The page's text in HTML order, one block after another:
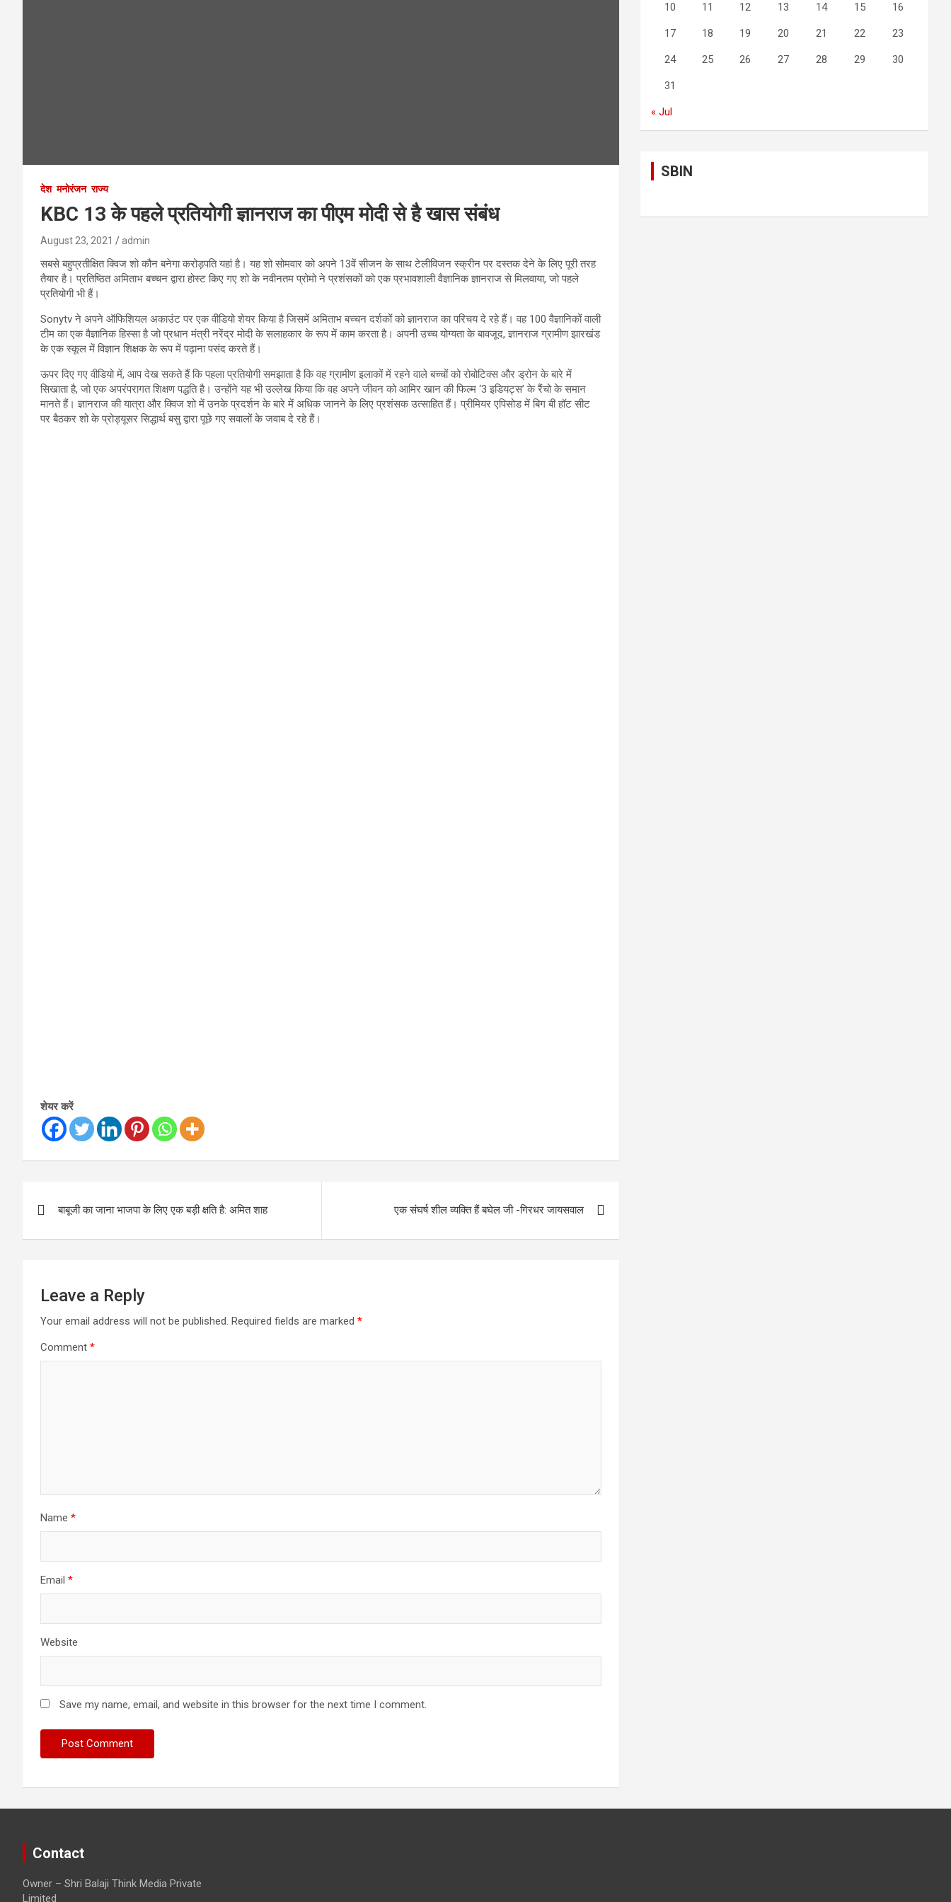
देश मनोरंजन राज्य
KBC 13 के पहले प्रतियोगी ज्ञानराज का पीएम मोदी से है खास संबंध
August 23, 2021 admin
सबसे बहुप्रतीक्षित क्विज शो कौन बनेगा करोड़पति यहां है। यह शो सोमवार को अपने 13वें सीजन के साथ टेलीविजन स्क्रीन पर दस्तक देने के लिए पूरी तरह
तैयार है। प्रतिष्ठित अमिताभ बच्चन द्वारा होस्ट किए गए शो के नवीनतम प्रोमो ने प्रशंसकों को एक प्रभावशाली वैज्ञानिक ज्ञानराज से मिलवाया, जो पहले
प्रतियोगी भी हैं।
Sonytv ने अपने ऑफिशियल अकाउंट पर एक वीडियो शेयर किया है जिसमें अमिताभ बच्चन दर्शकों को ज्ञानराज का परिचय दे रहे हैं। वह 100 वैज्ञानिकों वाली
टीम का एक वैज्ञानिक हिस्सा है जो प्रधान मंत्री नरेंद्र मोदी के सलाहकार के रूप में काम करता है। अपनी उच्च योग्यता के बावजूद, ज्ञानराज ग्रामीण झारखंड
के एक स्कूल में विज्ञान शिक्षक के रूप में पढ़ाना पसंद करते हैं।
ऊपर दिए गए वीडियो में, आप देख सकते हैं कि पहला प्रतियोगी समझाता है कि वह ग्रामीण इलाकों में रहने वाले बच्चों को रोबोटिक्स और ड्रोन के बारे में
सिखाता है, जो एक अपरंपरागत शिक्षण पद्धति है। उन्होंने यह भी उल्लेख किया कि वह अपने जीवन को आमिर खान की फिल्म ‘3 इडियट्स’ के रैंचो के समान
मानते हैं। ज्ञानराज की यात्रा और क्विज शो में उनके प्रदर्शन के बारे में अधिक जानने के लिए प्रशंसक उत्साहित हैं। प्रीमियर एपिसोड में बिग बी हॉट सीट
पर बैठकर शो के प्रोड्यूसर सिद्धार्थ बसु द्वारा पूछे गए सवालों के जवाब दे रहे हैं।
शेयर करें
navigation
बाबूजी का जाना भाजपा के लिए एक बड़ी क्षति है: अमित शाह एक संघर्ष शील व्यक्ति हैं बघेल जी -गिरधर जायसवाल
Leave a Reply
Your email address will not be published. Required fields are marked *
Comment *
Name *
Email *
Website
Save my name, email, and website in this browser for the next time I comment.
10 11 12 13 14 15 16
17 18 19 20 21 22 23
24 25 26 27 28 29 30
31
« Jul
SBIN
Contact
Owner – Shri Balaji Think Media Private
Limited